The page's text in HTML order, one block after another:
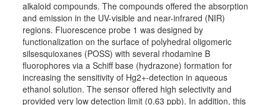
alkaloid compounds. The compounds offered the absorption
and emission in the UV-visible and near-infrared (NIR)
regions. Fluorescence probe 1 was designed by
functionalization on the surface of polyhedral oligomeric
silsesquioxanes (POSS) with several rhodamine B
fluorophores via a Schiff base (hydrazone) formation for
increasing the sensitivity of Hg2+-detection in aqueous
ethanol solution. The sensor offered high selectivity and
provided very low detection limit (0.63 ppb). In addition, this